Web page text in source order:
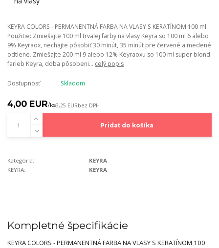
KEYRA COLORS - PERMANENTNÁ FARBA NA VLASY S KERATÍNOM 100 ml
Použitie: Zmiešajte 100 ml trvalej farby na vlasy Keyra so 100 ml 6 alebo
9% Keyraox, nechajte pôsobiť 30 minút, 35 minút pre červené a medené
odtiene. Zmiešajte 200 ml 9 alebo 12% Keyraoxu so 100 ml super blond
farieb Keyra, doba pôsobeni... celý popis
Dostupnosť Skladom
4,00 EUR/ks3,25 EURbez DPH
Pridať do košíka
Kategória:
KEYRA
KEYRA:
KEYRA
Kompletné špecifikácie
KEYRA COLORS - PERMANENTNÁ FARBA NA VLASY S KERATÍNOM 100